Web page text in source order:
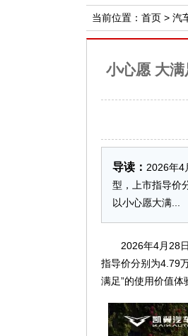
当前位置： 首页 > 汽
小心愿 大
导读： 2026年4
型，上市指导价
以小心愿大满...
2026年4月28
指导价分别为4.79
满足”的使用价值体